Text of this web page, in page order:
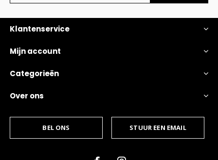
Klantenservice
Mijn account
Categorieën
Over ons
BEL ONS STUUR EEN EMAIL